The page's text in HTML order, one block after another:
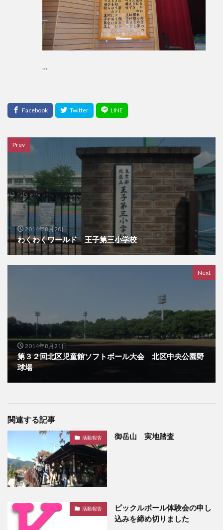
…
Prev
2014年8月20日
わくわくワールド 王子第三小学校
Next
2014年8月21日
第３２回北区児童館ソフトボール大会 北区中央公園野
球場
関連する記事
活動報告 御岳山 実地踏査
活動報告
ピックルボール体験会の申し
込みを締め切りました